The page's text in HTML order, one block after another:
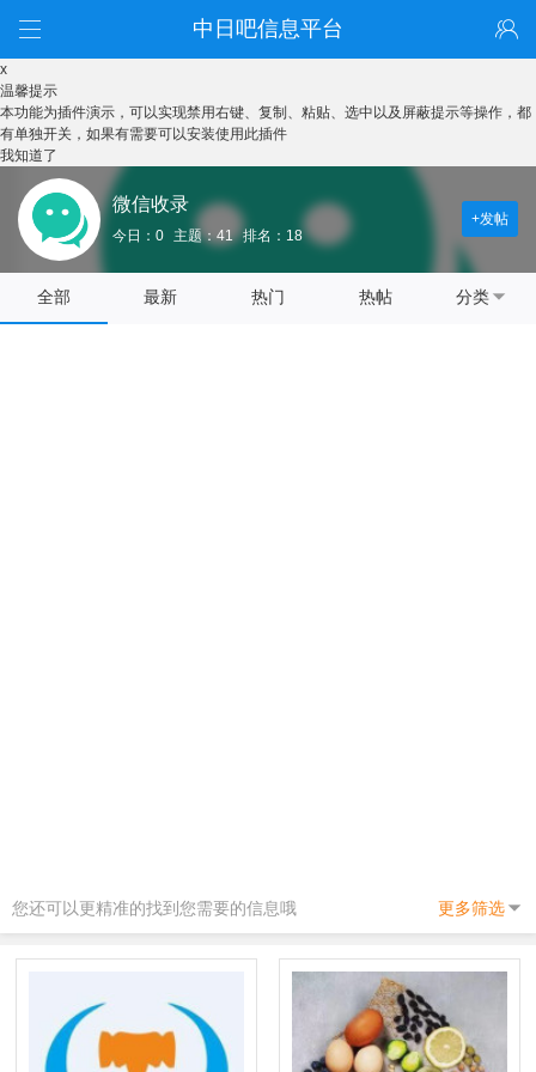
中日吧信息平台
x
温馨提示
本功能为插件演示，可以实现禁用右键、复制、粘贴、选中以及屏蔽提示等操作，都
有单独开关，如果有需要可以安装使用此插件
我知道了
微信收录
今日：0 主题：41 排名：18
+发帖
全部 最新 热门 热帖 分类
您还可以更精准的找到您需要的信息哦 更多筛选